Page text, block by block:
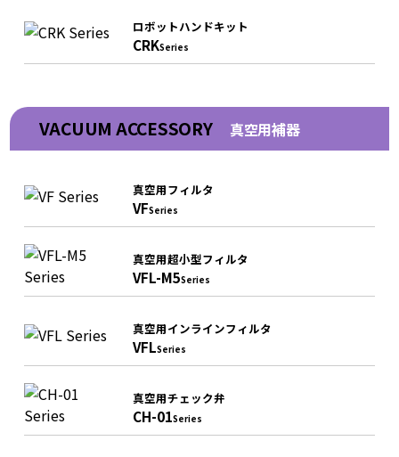
ロボットハンドキット
CRKSeries
VACUUM ACCESSORY 真空用補器
真空用フィルタ
VFSeries
真空用超小型フィルタ
VFL-M5Series
真空用インラインフィルタ
VFLSeries
真空用チェック弁
CH-01Series